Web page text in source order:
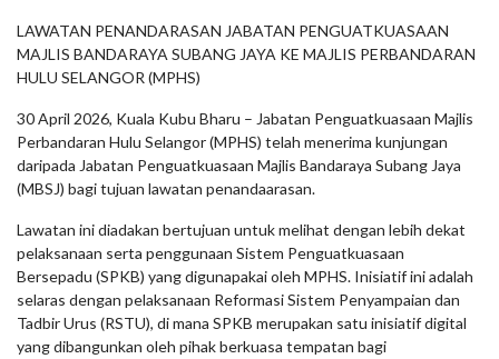
LAWATAN PENANDARASAN JABATAN PENGUATKUASAAN
MAJLIS BANDARAYA SUBANG JAYA KE MAJLIS PERBANDARAN
HULU SELANGOR (MPHS)
30 April 2026, Kuala Kubu Bharu – Jabatan Penguatkuasaan Majlis
Perbandaran Hulu Selangor (MPHS) telah menerima kunjungan
daripada Jabatan Penguatkuasaan Majlis Bandaraya Subang Jaya
(MBSJ) bagi tujuan lawatan penandaarasan.
Lawatan ini diadakan bertujuan untuk melihat dengan lebih dekat
pelaksanaan serta penggunaan Sistem Penguatkuasaan
Bersepadu (SPKB) yang digunapakai oleh MPHS. Inisiatif ini adalah
selaras dengan pelaksanaan Reformasi Sistem Penyampaian dan
Tadbir Urus (RSTU), di mana SPKB merupakan satu inisiatif digital
yang dibangunkan oleh pihak berkuasa tempatan bagi